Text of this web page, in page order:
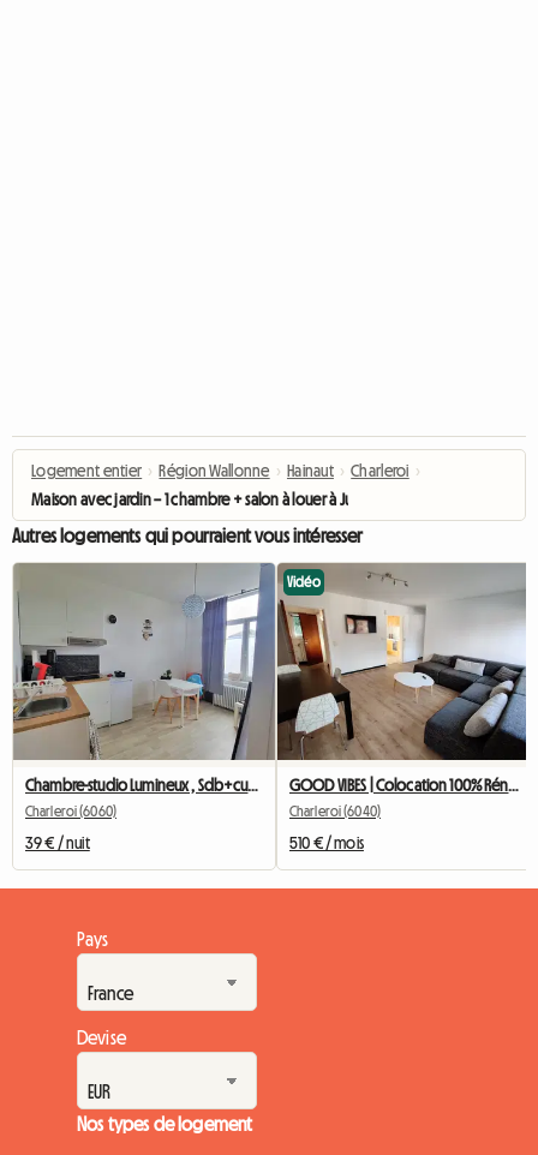
Logement entier › Région Wallonne › Hainaut › Charleroi ›
Maison avec jardin – 1 chambre + salon à louer à Jumet (Char
Autres logements qui pourraient vous intéresser
Chambre-studio Lumineux , Sdb+cusine Privee
Charleroi (6060)
39 € / nuit
Vidéo
Charleroi (6040)
510 € / mois
Pays
Devise
Nos types de logement